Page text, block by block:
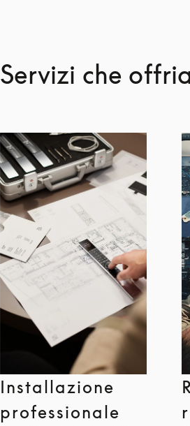
Servizi che
Installazione
professionale